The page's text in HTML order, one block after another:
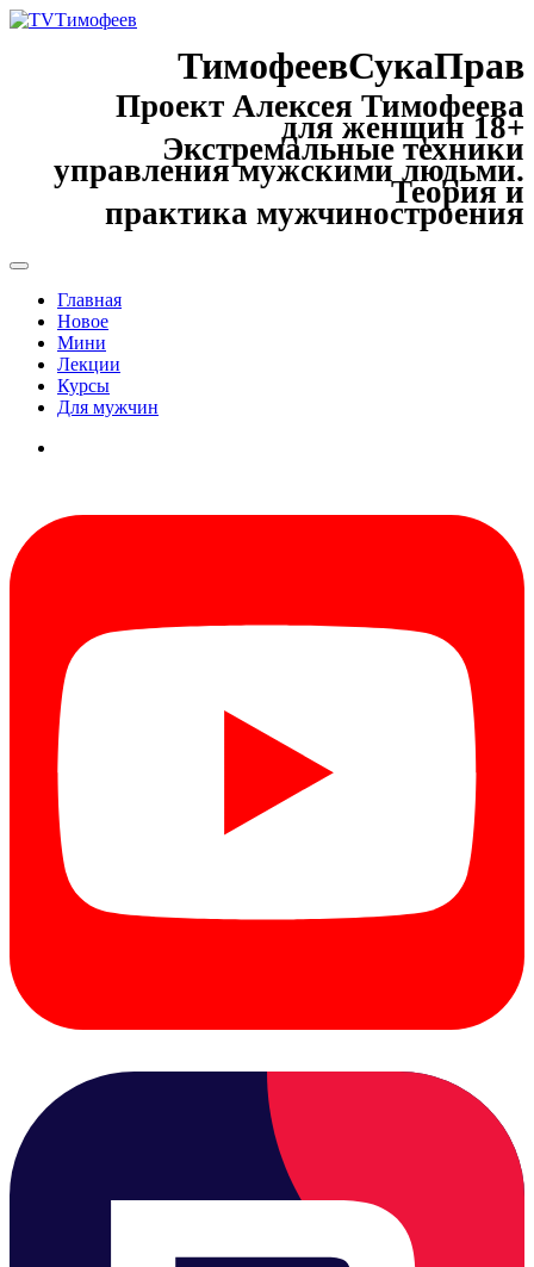
ТимофеевСукаПрав
Проект Алексея Тимофеева
для женщин 18+
Экстремальные техники
управления мужскими людьми.
Теория и
практика мужчиностроения
Главная
Новое
Мини
Лекции
Курсы
Для мужчин